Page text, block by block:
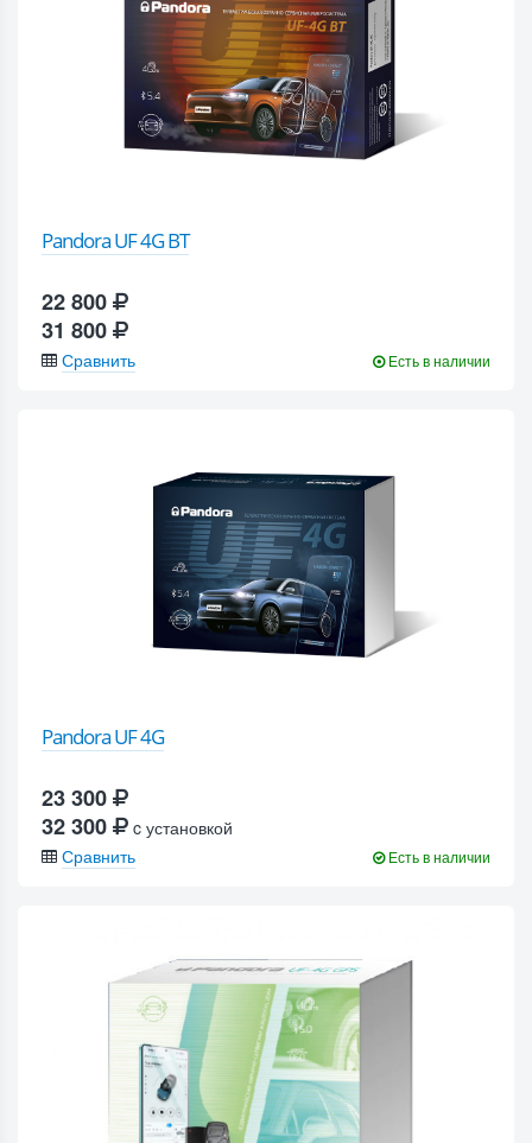
Pandora UF 4G BT
22 800
31 800
Сравнить Есть в наличии
Pandora UF 4G
23 300
32 300
c установкой
Сравнить
Есть в наличии